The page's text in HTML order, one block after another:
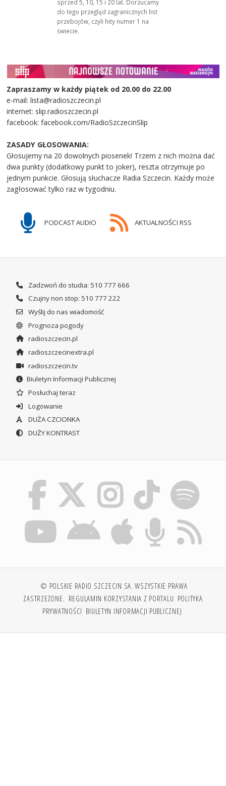
sprzed 5, 10, 15 i 20 lat. Dorzucamy
do tego przegląd zagranicznych list
przebojów, czyli hity numer 1 na
świecie.
Zapraszamy w każdy piątek od 20.00 do 22.00
e-mail: lista@radioszczecin.pl
internet: slip.radioszczecin.pl
facebook: facebook.com/RadioSzczecinSlip
ZASADY GŁOSOWANIA:
Głosujemy na 20 dowolnych piosenek! Trzem z nich można dać
dwa punkty (dodatkowy punkt to joker), reszta otrzymuje po
jednym punkcie. Głosują słuchacze Radia Szczecin. Każdy może
zagłosować tylko raz w tygodniu.
PODCAST AUDIO AKTUALNOŚCI RSS
Zadzwoń do studia: 510 777 666
Czujny non stop: 510 777 222
Wyślij do nas wiadomość
Prognoza pogody
radioszczecin.pl
radioszczecinextra.pl
radioszczecin.tv
Biuletyn Informacji Publicznej
Posłuchaj teraz
Logowanie
DUŻA CZCIONKA
DUŻY KONTRAST
© POLSKIE RADIO SZCZECIN SA. WSZYSTKIE PRAWA
ZASTRZEŻONE. REGULAMIN KORZYSTANIA Z PORTALU POLITYKA
PRYWATNOŚCI BIULETYN INFORMACJI PUBLICZNEJ